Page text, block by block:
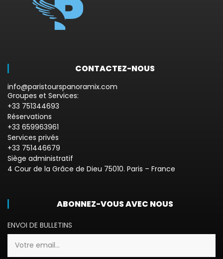
CONTACTEZ-NOUS
info@paristourspanoramix.com
Groupes et Services:
+33 751344693
Réservations
+33 659963961
Services privés
+33 751446679
Siège administratif
4 Cour de la Grâce de Dieu 75010. Paris – France
ABONNEZ-VOUS AVEC NOUS
ENVOI DE BULLETINS